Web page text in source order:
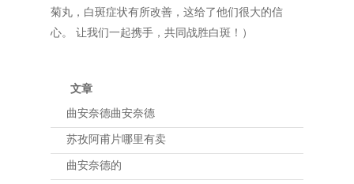
菊丸，白斑症状有所改善，这给了他们很大的信
心。 让我们一起携手，共同战胜白斑！）
文章
曲安奈德曲安奈德
苏孜阿甫片哪里有卖
曲安奈德的